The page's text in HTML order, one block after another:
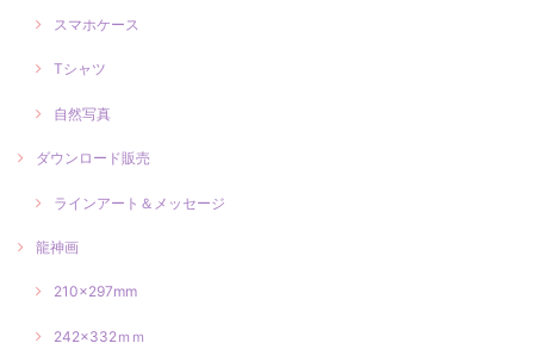
スマホケース
Tシャツ
自然写真
ダウンロード販売
ラインアート＆メッセージ
龍神画
210×297mm
242×332ｍｍ